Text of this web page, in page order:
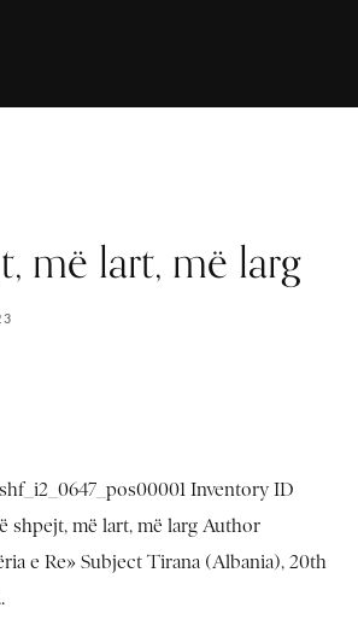
më lart, më larg
Inventory ID
shpejt, më lart, më larg Author
e Re» Subject Tirana (Albania), 20th